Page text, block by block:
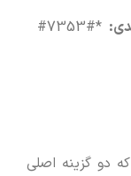
*#7353#
دو گزینه اصلی